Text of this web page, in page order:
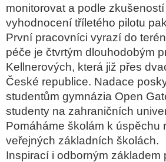
monitorovat a podle
vyhodnocení tříletého pilotu
První pracovníci vyrazí do
péče je čtvrtým dlouhodobým
Kellnerových, která již přes
České republice. Nadace
studentům gymnázia Open
studenty na zahraničních
Pomáháme školám k
veřejných základních školách.
Inspirací i odborným